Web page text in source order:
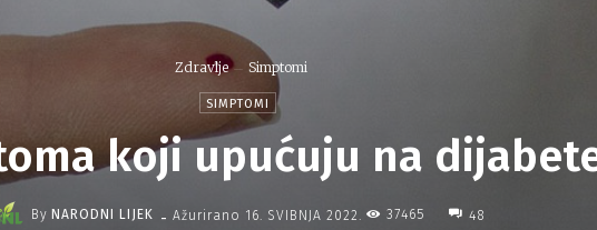
Zdravlje Simptomi
SIMPTOMI
koji upućuju na
By NARODNI LIJEK - Ažurirano 16. SVIBNJA 2022. 37465 48